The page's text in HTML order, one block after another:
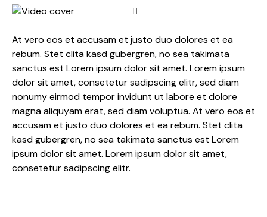
At vero eos et accusam et justo duo dolores et ea
rebum. Stet clita kasd gubergren, no sea takimata
sanctus est Lorem ipsum dolor sit amet. Lorem ipsum
dolor sit amet, consetetur sadipscing elitr, sed diam
nonumy eirmod tempor invidunt ut labore et dolore
magna aliquyam erat, sed diam voluptua. At vero eos et
accusam et justo duo dolores et ea rebum. Stet clita
kasd gubergren, no sea takimata sanctus est Lorem
ipsum dolor sit amet. Lorem ipsum dolor sit amet,
consetetur sadipscing elitr.